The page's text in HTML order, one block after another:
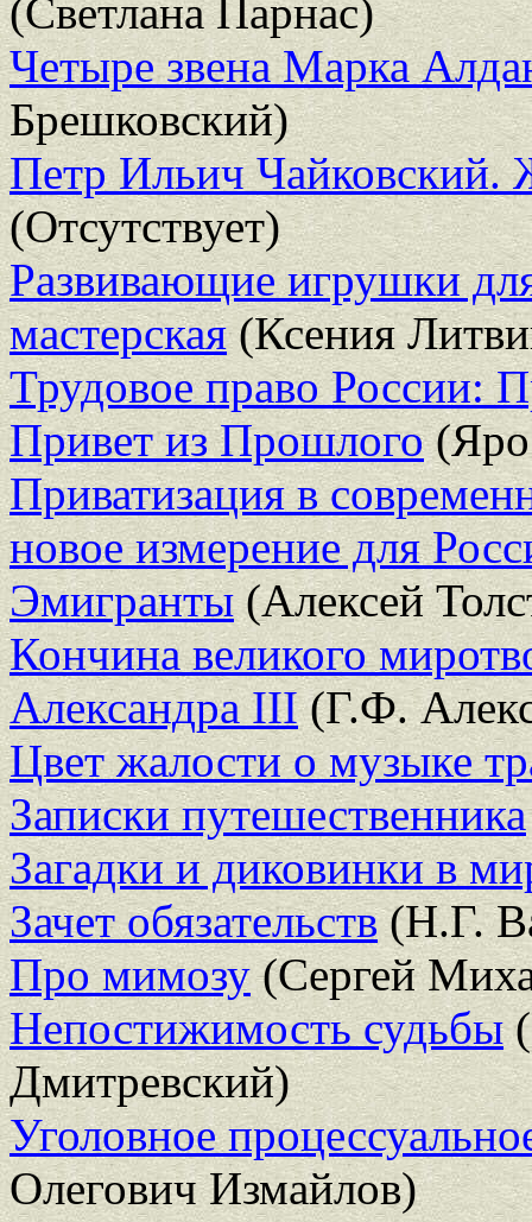
(Светлана Парнас)
Четыре звена Марка
Брешковский)
Петр Ильич Чайковский.
(Отсутствует)
Развивающие игрушки
мастерская(Ксения
Трудовое право России:
Привет из Прошлого
Приватизация в
новое измерение для
Эмигранты (Алексей
Кончина великого
Александра III(Г.Ф.
Цвет жалости о музыке
Записки путешественника
Загадки и диковинки в
Зачет обязательств(Н.Г.
Про мимозу(Сергей
Непостижимость судьбы
Дмитревский)
Уголовное
Олегович Измайлов)